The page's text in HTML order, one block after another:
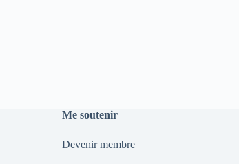
Me soutenir
Devenir membre